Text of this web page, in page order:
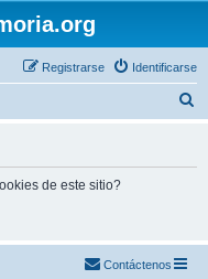
Identificarse
Registrarse
de este sitio?
Contáctenos